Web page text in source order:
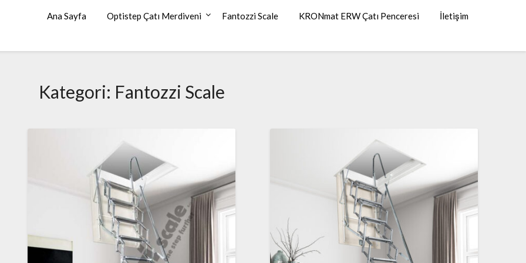
Ana Sayfa Optistep Çatı Merdiveni Fantozzi Scale KRONmat ERW Çatı Penceresi İletişim
Kategori: Fantozzi Scale